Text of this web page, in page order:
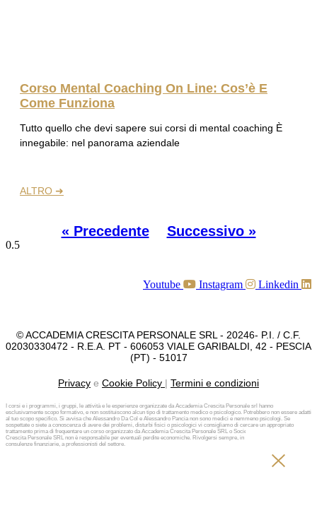
Corso Mental Coaching On Line: Cos’è E
Come Funziona
Tutto quello che devi sapere sui corsi di mental coaching È
innegabile: nel panorama aziendale
ALTRO ➜
« Precedente Successivo »
Youtube Instagram Linkedin
© ACCADEMIA CRESCITA PERSONALE SRL - 20246- P.I. / C.F.
02030330472 - R.E.A. PT - 606053 VIALE GARIBALDI, 42 - PESCIA
(PT) - 51017
Privacy e Cookie Policy | Termini e condizioni
I corsi e i programmi, i gruppi, le attività e le esperienze organizzate da Accademia Crescita Personale srl hanno
esclusivamente scopo formativo, e non sostituiscono alcun tipo di trattamento medico o psicologico. Potrebbero non essere adatti
al tuo scopo specifico. Si avvisa che Alessandro Da Col e Alessandro Pancia non sono medici e nemmeno psicologi. Se
sospettate o siete a conoscenza di avere dei problemi, disturbi fisici o psicologici vi consigliamo di cercare un appropriato
trattamento prima di frequentare un corso organizzato da Accademia Crescita Personale SRL o Società diversa. Accademia
Crescita Personale SRL non è responsabile per eventuali perdite economiche. Rivolgersi sempre, in caso di investimenti e
consulenze finanziarie, a professionisti del settore.